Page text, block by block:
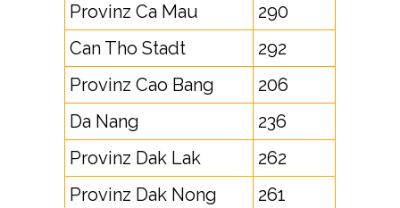
Provinz Ca Mau
290
Can Tho Stadt
292
Provinz Cao Bang
206
Da Nang
236
Provinz Dak Lak
262
Provinz Dak Nong
261